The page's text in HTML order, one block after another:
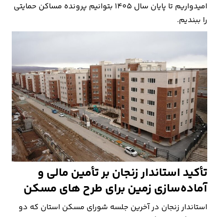
امیدواریم تا پایان سال ۱۴۰۵ بتوانیم پرونده مساکن حمایتی
را ببندیم.
تأکید استاندار زنجان بر تأمین مالی و
آماده‌سازی زمین برای طرح های مسکن
استاندار زنجان در آخرین جلسه شورای مسکن استان که دو